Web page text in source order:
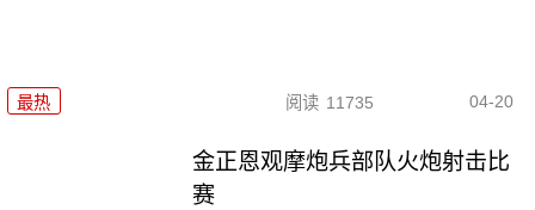
最热 阅读 11735 04-20
金正恩观摩炮兵部队火炮射击比
赛